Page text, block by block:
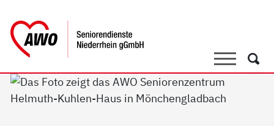
SucheSuche